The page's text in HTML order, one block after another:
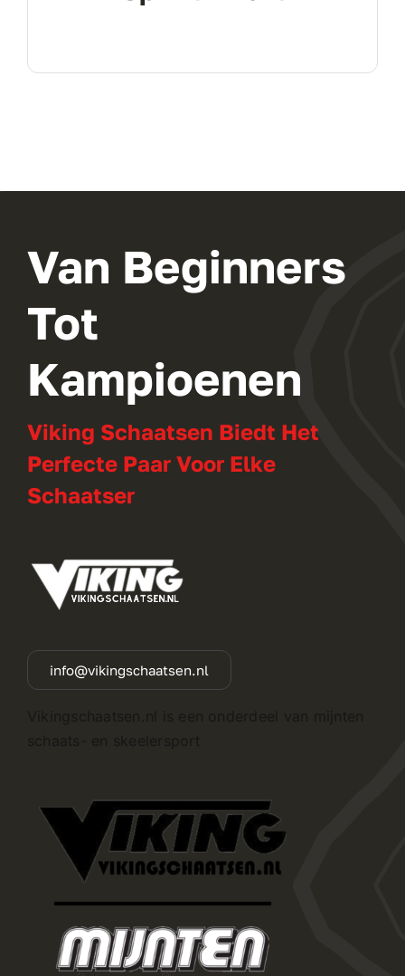
Van Beginners
Tot
Kampioenen
Viking Schaatsen Biedt Het
Perfecte Paar Voor Elke
Schaatser
info@vikingschaatsen.nl